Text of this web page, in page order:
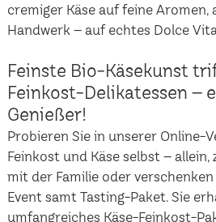
cremiger Käse auf feine Aromen,
Handwerk – auf echtes Dolce
Feinste Bio-Käsekunst
Feinkost-Delikatessen –
Genießer!
Probieren Sie in unserer Online-
Feinkost und Käse selbst – allein,
mit der Familie oder
Event samt Tasting-Paket. Sie
umfangreiches Käse-Feinkost-